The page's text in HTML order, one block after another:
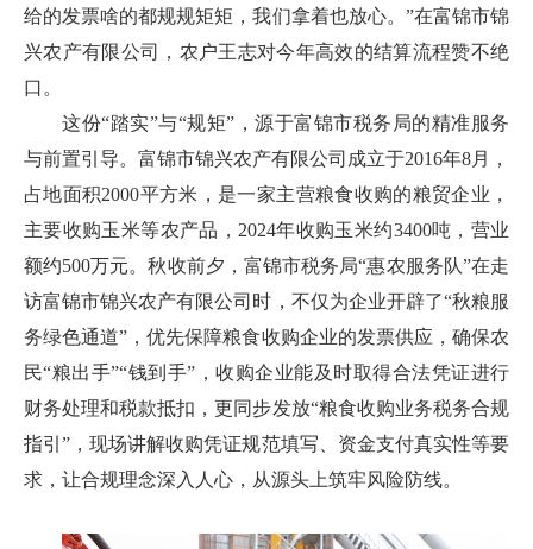
给的发票啥的都规规矩矩，我们拿着也放心。”在富锦市锦
兴农产有限公司，农户王志对今年高效的结算流程赞不绝
口。
这份“踏实”与“规矩”，源于富锦市税务局的精准服务
与前置引导。富锦市锦兴农产有限公司成立于2016年8月，
占地面积2000平方米，是一家主营粮食收购的粮贸企业，
主要收购玉米等农产品，2024年收购玉米约3400吨，营业
额约500万元。秋收前夕，富锦市税务局“惠农服务队”在走
访富锦市锦兴农产有限公司时，不仅为企业开辟了“秋粮服
务绿色通道”，优先保障粮食收购企业的发票供应，确保农
民“粮出手”“钱到手”，收购企业能及时取得合法凭证进行
财务处理和税款抵扣，更同步发放“粮食收购业务税务合规
指引”，现场讲解收购凭证规范填写、资金支付真实性等要
求，让合规理念深入人心，从源头上筑牢风险防线。